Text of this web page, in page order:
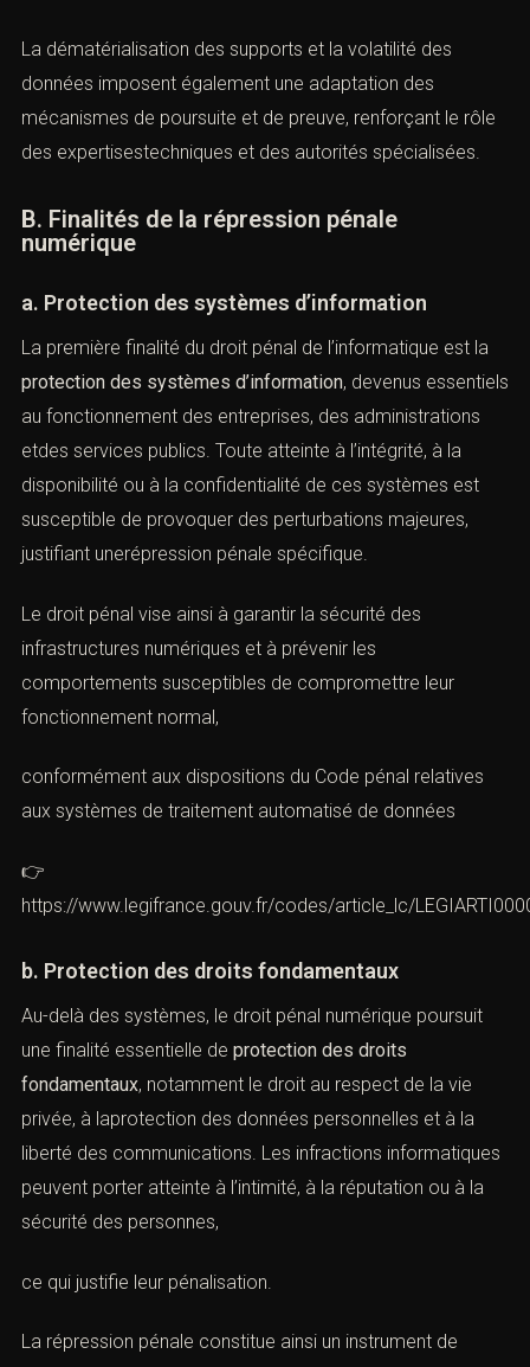
recours fréquent à des infractions formelles, lasimple
atteinte au système ou aux données suffisant à
caractériser l’infraction, sans exigence d’un préjudice
concret.
La dématérialisation des supports et la volatilité des
données imposent également une adaptation des
rôle des expertisestechniques et des autorités
spécialisées.
B. Finalités de la répression pénale
numérique
a. Protection des systèmes d’information
La première finalité du droit pénal de l’informatique est la
essentiels au fonctionnement des entreprises, des
administrations etdes services publics. Toute atteinte à
l’intégrité, à la disponibilité ou à la confidentialité de ces
systèmes est susceptible de provoquer des
spécifique.
infrastructures numériques et à prévenir les
comportements susceptibles de compromettre leur
conformément aux dispositions du Code pénal relatives
aux systèmes de traitement automatisé de données
b. Protection des droits fondamentaux
une finalité essentielle deprotection des droits
privée, à laprotection des données personnelles et à la